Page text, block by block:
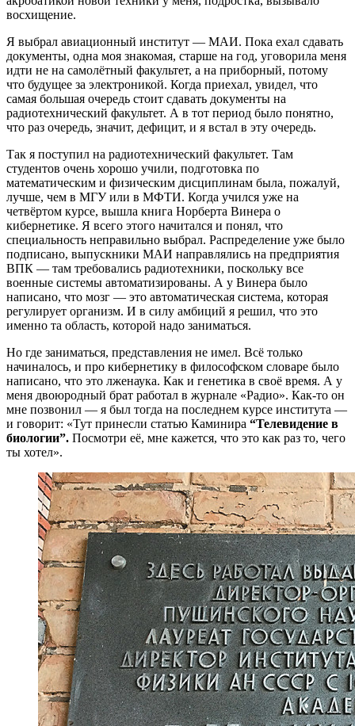
восхищение.
Я выбрал авиационный институт — МАИ. Пока ехал сдавать
документы, одна моя знакомая, старше на год, уговорила меня
идти не на самолётный факультет, а на приборный, потому
что будущее за электроникой. Когда приехал, увидел, что
самая большая очередь стоит сдавать документы на
радиотехнический факультет. А в тот период было понятно,
что раз очередь, значит, дефицит, и я встал в эту очередь.
Так я поступил на радиотехнический факультет. Там
студентов очень хорошо учили, подготовка по
математическим и физическим дисциплинам была, пожалуй,
лучше, чем в МГУ или в МФТИ. Когда учился уже на
четвёртом курсе, вышла книга Норберта Винера о
кибернетике. Я всего этого начитался и понял, что
специальность неправильно выбрал. Распределение уже было
подписано, выпускники МАИ направлялись на предприятия
ВПК — там требовались радиотехники, поскольку все
военные системы автоматизированы. А у Винера было
написано, что мозг — это автоматическая система, которая
регулирует организм. И в силу амбиций я решил, что это
именно та область, которой надо заниматься.
Но где заниматься, представления не имел. Всё только
начиналось, и про кибернетику в философском словаре было
написано, что это лженаука. Как и генетика в своё время. А у
меня двоюродный брат работал в журнале «Радио». Как-то он
мне позвонил — я был тогда на последнем курсе института —
и говорит: «Тут принесли статью Каминира “Телевидение в
биологии”. Посмотри её, мне кажется, что это как раз то, чего
ты хотел».